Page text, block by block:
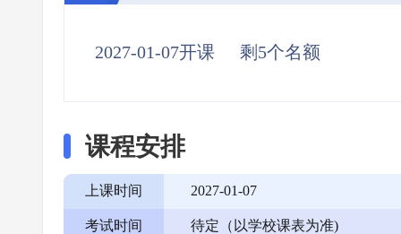
2027-01-07开课 剩5个名额
课程安排
上课时间 2027-01-07
考试时间 待定（以学校课表为准)